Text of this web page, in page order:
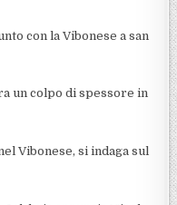
con la Vibonese a san
un colpo di spessore in
Vibonese, si indaga sul